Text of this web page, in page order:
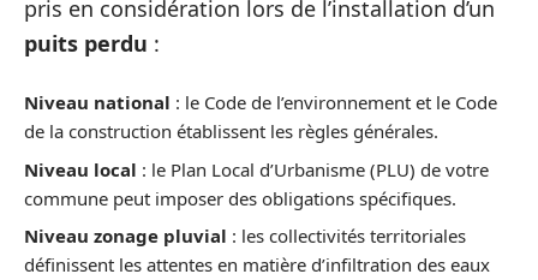
pris en considération lors de l’installation d’un
puits perdu :
Niveau national : le Code de l’environnement et le Code
de la construction établissent les règles générales.
Niveau local : le Plan Local d’Urbanisme (PLU) de votre
commune peut imposer des obligations spécifiques.
Niveau zonage pluvial : les collectivités territoriales
définissent les attentes en matière d’infiltration des eaux